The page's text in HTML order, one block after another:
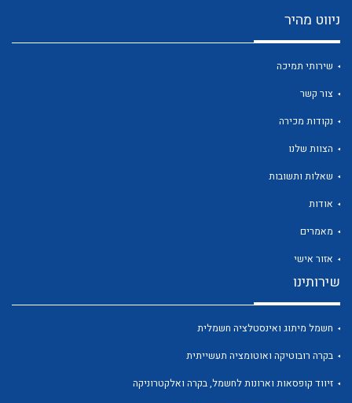
לכל מוצרי היצרן
ניווט מהיר
שירותי תמיכה
צור קשר
נקודות מכירה
הצוות שלנו
שאלות ותשובות
אודות
מאמרים
אזור אישי
שירותינו
חשמל מיתוג ואינסטלציה חשמלית
בקרה רובוטיקה ואוטומציה תעשייתית
זיווד קופסאות וארונות לחשמל, בקרה ואלקטרוניקה